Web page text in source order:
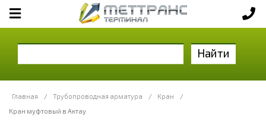
Найти
Главная / Трубопроводная арматура / Кран
/
Кран муфтовый в Актау